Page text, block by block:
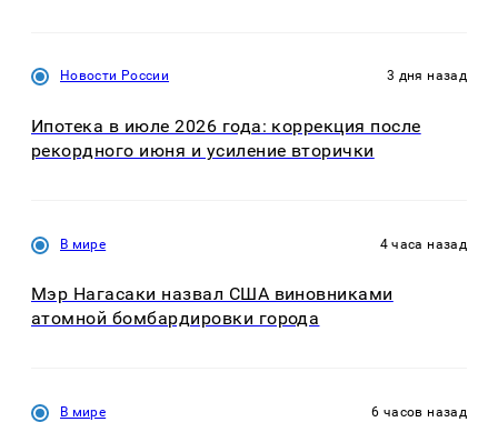
Новости России 3 дня назад
Ипотека в июле 2026 года: коррекция после
рекордного июня и усиление вторички
В мире 4 часа назад
Мэр Нагасаки назвал США виновниками
атомной бомбардировки города
В мире 6 часов назад